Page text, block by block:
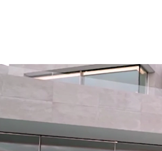
en ventanas de aluminio y PVC